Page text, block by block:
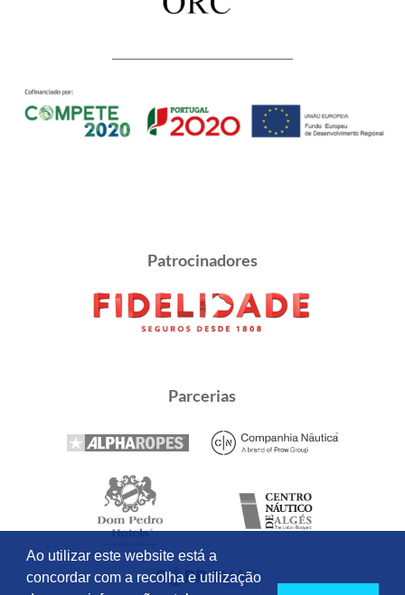
Patrocinadores
Parcerias
Ao utilizar este website está a
concordar com a recolha e utilização